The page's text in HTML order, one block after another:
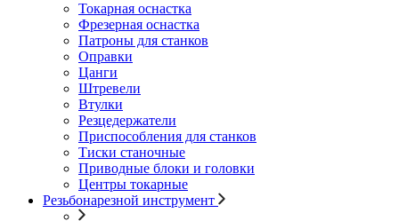
Токарная оснастка
Фрезерная оснастка
Патроны для станков
Оправки
Цанги
Штревели
Втулки
Резцедержатели
Приспособления для станков
Тиски станочные
Приводные блоки и головки
Центры токарные
Резьбонарезной инструмент